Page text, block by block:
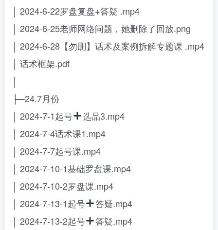
│ 2024-6-22罗盘复盘+答疑 .mp4
│ 2024-6-25老师网络问题，她删除了回放.png
│ 2024-6-28【勿删】话术及案例拆解专题课 .mp4
│ 话术框架.pdf
│
├─24.7月份
│ 2024-7-1起号
选品3.mp4
│ 2024-7-4话术课1.mp4
│ 2024-7-7起号课.mp4
│ 2024-7-10-1基础罗盘课.mp4
│ 2024-7-10-2罗盘课.mp4
│ 2024-7-13-1起号
答疑.mp4
│ 2024-7-13-2起号
答疑.mp4